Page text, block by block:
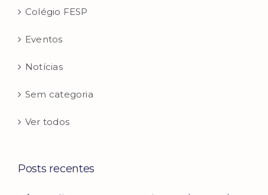
Colégio FESP
Eventos
Notícias
Sem categoria
Ver todos
Posts recentes